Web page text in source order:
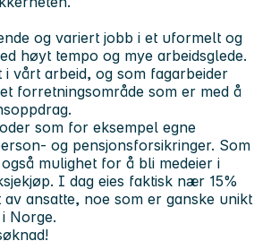
og variert jobb i et uformelt og
høyt tempo og mye arbeidsglede.
vårt arbeid, og som fagarbeider
forretningsområde som er med å
som for eksempel egne
og pensjonsforsikringer. Som
mulighet for å bli medeier i
I dag eies faktisk nær 15%
av ansatte, noe som er ganske unikt
Norge.